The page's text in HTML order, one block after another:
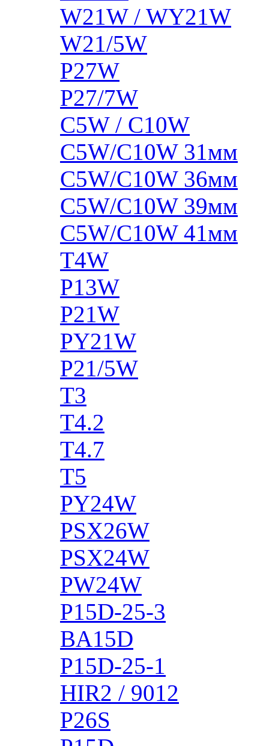
W21W / WY21W
W21/5W
P27W
P27/7W
C5W / C10W
C5W/C10W 31мм
C5W/C10W 36мм
C5W/C10W 39мм
C5W/C10W 41мм
T4W
P13W
P21W
PY21W
P21/5W
T3
T4.2
T4.7
T5
PY24W
PSX26W
PSX24W
PW24W
P15D-25-3
BA15D
P15D-25-1
HIR2 / 9012
P26S